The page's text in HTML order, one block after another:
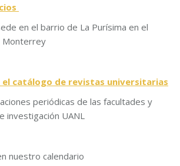
en el barrio de La Purísima en el
Monterrey
el catálogo de revistas universitarias
periódicas de las facultades y
investigación UANL
nuestro calendario